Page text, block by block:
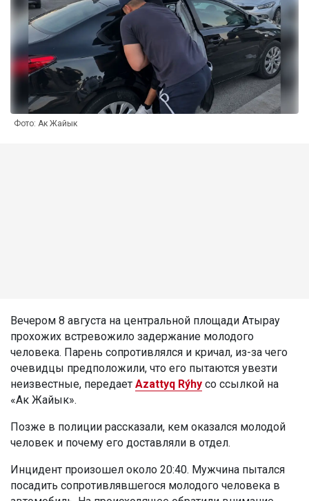
Фото: Ак Жайык
Вечером 8 августа на центральной площади Атырау
прохожих встревожило задержание молодого
человека. Парень сопротивлялся и кричал, из-за чего
очевидцы предположили, что его пытаются увезти
неизвестные, передает Azattyq Rýhy со ссылкой на
«Ак Жайык».
Позже в полиции рассказали, кем оказался молодой
человек и почему его доставляли в отдел.
Инцидент произошел около 20:40. Мужчина пытался
посадить сопротивлявшегося молодого человека в